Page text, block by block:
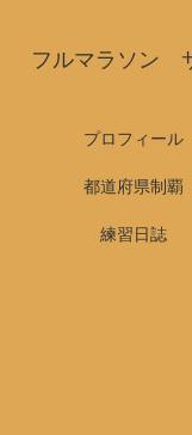
フルマラソン
プロフィール
都道府県制覇
練習日誌